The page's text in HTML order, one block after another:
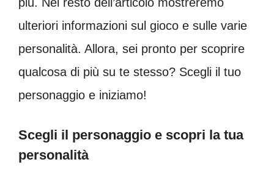
ulteriori informazioni sul gioco e sulle varie
personalità. Allora, sei pronto per scoprire
qualcosa di più su te stesso? Scegli il tuo
personaggio e iniziamo!
Scegli il personaggio e scopri la tua
personalità